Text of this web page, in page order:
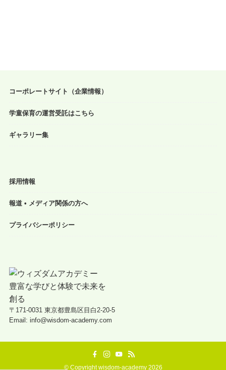
コーポレートサイト（企業情報）
学童保育の運営受託はこちら
ギャラリー集
採用情報
報道 • メディア関係の方へ
プライバシーポリシー
〒171-0031 東京都豊島区目白2-20-5
Email: info@wisdom-academy.com
©Copyright wisdom-academy 2026